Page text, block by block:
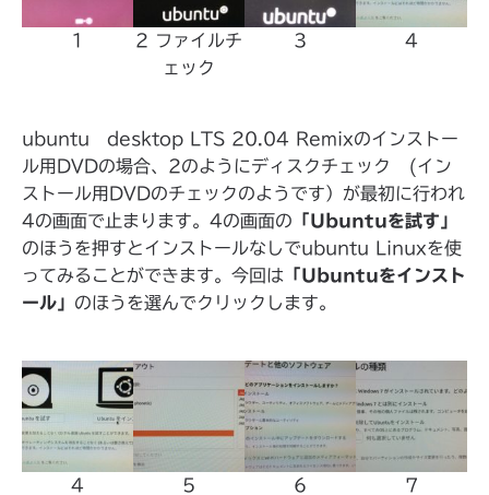
1
2 ファイルチ
ェック
3 4
ubuntu desktop LTS 20.04 Remixのインストー
ル用DVDの場合、2のようにディスクチェック (イン
ストール用DVDのチェックのようです）が最初に行われ
4の画面で止まります。4の画面の 「Ubuntuを試す」
のほうを押すとインストールなしでubuntu Linuxを使
ってみることができます。今回は 「Ubuntuをインスト
ール」 のほうを選んでクリックします。
4 5 6 7